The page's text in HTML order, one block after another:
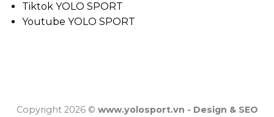
Tiktok YOLO SPORT
Youtube YOLO SPORT
Copyright 2026 © www.yolosport.vn - Design & SEO